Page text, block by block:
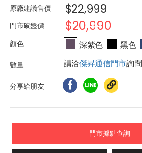
原廠建議售價 $22,999
門市破盤價 $20,990
深紫色 黑色
請洽傑昇通信門市詢問
分享給朋友
門市據點查詢